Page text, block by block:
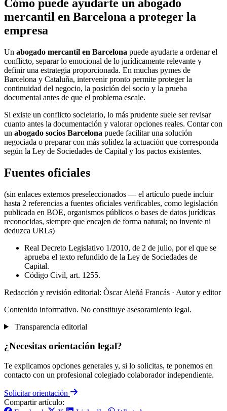
Cómo puede ayudarte un abogado
mercantil en Barcelona a proteger la
empresa
Un abogado mercantil en Barcelona puede ayudarte a ordenar el
conflicto, separar lo emocional de lo jurídicamente relevante y
definir una estrategia proporcionada. En muchas pymes de
Barcelona y Cataluña, intervenir pronto permite proteger la
continuidad del negocio, la posición del socio y la prueba
documental antes de que el problema escale.
Si existe un conflicto societario, lo más prudente suele ser revisar
cuanto antes la documentación y valorar opciones reales. Contar con
un abogado socios Barcelona puede facilitar una solución
negociada o preparar con más solidez la actuación que corresponda
según la Ley de Sociedades de Capital y los pactos existentes.
Fuentes oficiales
(sin enlaces externos preseleccionados — el artículo puede incluir
hasta 2 referencias a fuentes oficiales verificables, como legislación
publicada en BOE, organismos públicos o bases de datos jurídicas
reconocidas, siempre que encajen de forma natural; no invente ni
deduzca URLs)
Real Decreto Legislativo 1/2010, de 2 de julio, por el que se
aprueba el texto refundido de la Ley de Sociedades de
Capital.
Código Civil, art. 1255.
Redacción y revisión editorial: Òscar Aleñá Francás · Autor y editor
Contenido informativo. No constituye asesoramiento legal.
Transparencia editorial
¿Necesitas orientación legal?
Te explicamos opciones generales y, si lo solicitas, te ponemos en
contacto con un profesional colegiado colaborador independiente.
Solicitar orientación
Compartir artículo: